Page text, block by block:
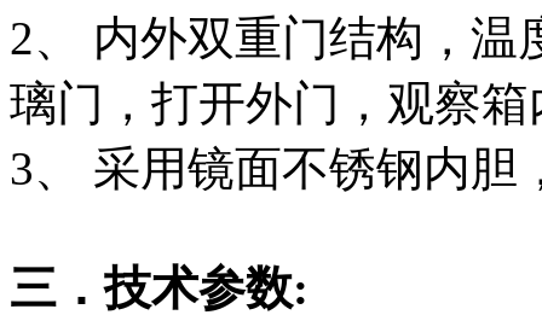
2、 内外双重门结构，
璃门，打开外门，观察
3、 采用镜面不锈钢内胆
三．技术参数: